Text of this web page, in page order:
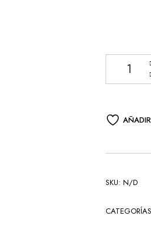
Remerón
SKU: N/D